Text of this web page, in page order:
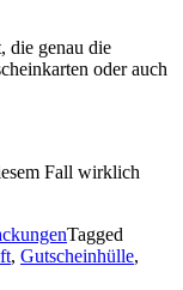
die genau die
oder auch
Fall wirklich
Tagged
, Gutscheinhülle,